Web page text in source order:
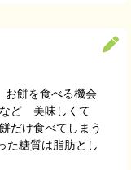
べる機会
など 美味しくて
だけ食べてしまう
糖質は脂肪とし